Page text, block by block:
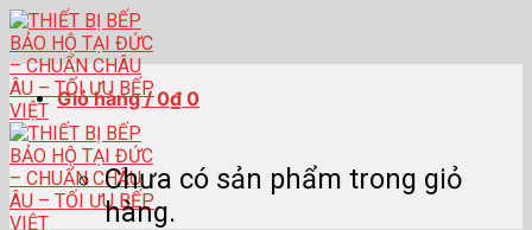
Skip
to
content
Giỏ hàng /0₫ 0
Chưa có sản phẩm trong giỏ
hàng.